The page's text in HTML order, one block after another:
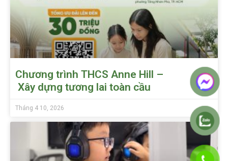
Chương trình THCS Anne Hill –
Xây dựng tương lai toàn cầu
Tháng 4 10, 2026